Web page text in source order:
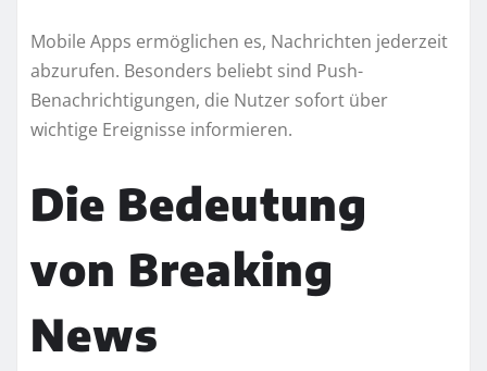
Mobile Apps ermöglichen es, Nachrichten jederzeit
abzurufen. Besonders beliebt sind Push-
Benachrichtigungen, die Nutzer sofort über
wichtige Ereignisse informieren.
Die Bedeutung
von Breaking
News